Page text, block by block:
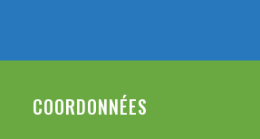
COORDONNÉES